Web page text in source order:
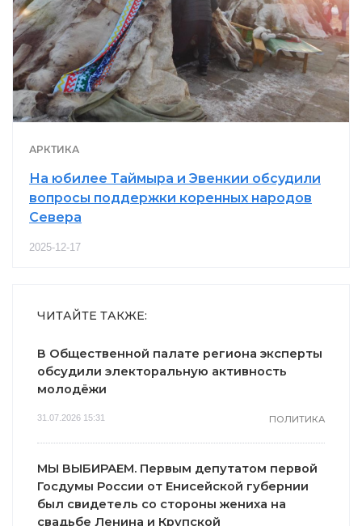
АРКТИКА
На юбилее Таймыра и Эвенкии обсудили
вопросы поддержки коренных народов
Севера
2025-12-17
ЧИТАЙТЕ ТАКЖЕ:
В Общественной палате региона эксперты
обсудили электоральную активность
молодёжи
31.07.2026 15:31 ПОЛИТИКА
МЫ ВЫБИРАЕМ. Первым депутатом первой
Госдумы России от Енисейской губернии
был свидетель со стороны жениха на
свадьбе Ленина и Крупской